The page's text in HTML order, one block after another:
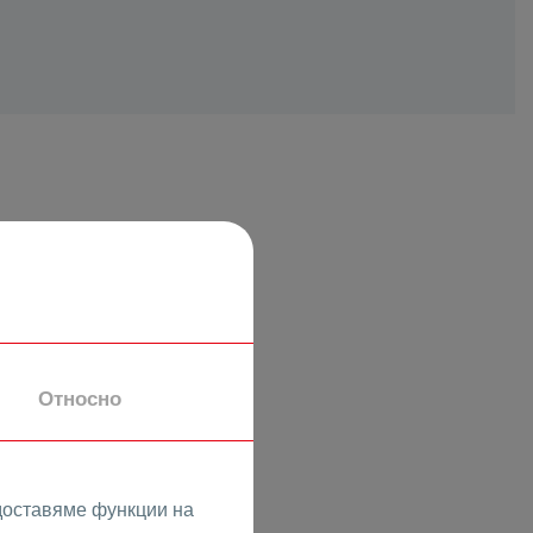
Относно
функции на